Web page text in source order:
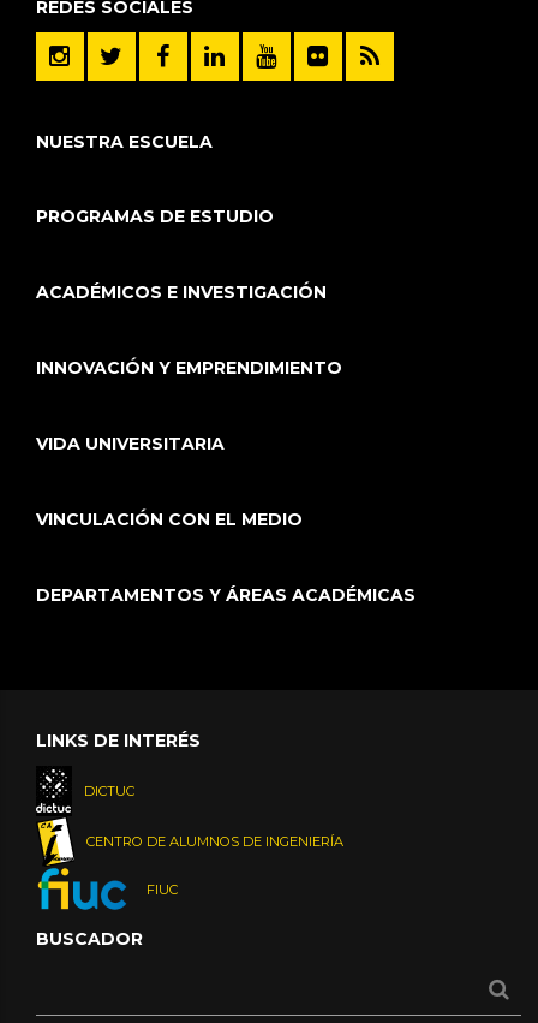
REDES SOCIALES
NUESTRA ESCUELA
PROGRAMAS DE ESTUDIO
ACADÉMICOS E INVESTIGACIÓN
INNOVACIÓN Y EMPRENDIMIENTO
VIDA UNIVERSITARIA
VINCULACIÓN CON EL MEDIO
DEPARTAMENTOS Y ÁREAS ACADÉMICAS
LINKS DE INTERÉS
DICTUC
CENTRO DE ALUMNOS DE INGENIERÍA
FIUC
BUSCADOR